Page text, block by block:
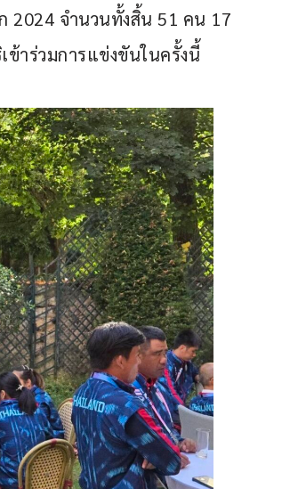
2024 จำนวนทั้งสิ้น 51 คน 17
าร่วมการแข่งขันในครั้งนี้